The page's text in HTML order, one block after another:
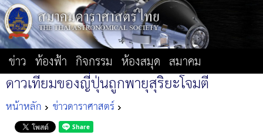
ข่าว ท้องฟ้า กิจกรรม ห้องสมุด สมาคม
ดาวเทียมของญี่ปุ่นถูกพายุสุริยะโจมตี
หน้าหลัก ข่าวดาราศาสตร์